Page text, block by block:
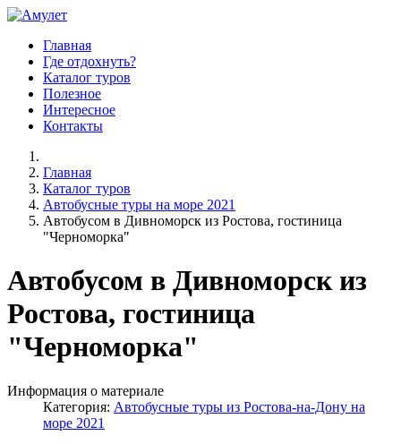
Главная
Где отдохнуть?
Каталог туров
Полезное
Интересное
Контакты
Главная
Каталог туров
Автобусные туры на море 2021
Автобусом в Дивноморск из Ростова, гостиница
"Черноморка"
Автобусом в Дивноморск из
Ростова, гостиница
"Черноморка"
Информация о материале
Категория: Автобусные туры из Ростова-на-Дону на
море 2021